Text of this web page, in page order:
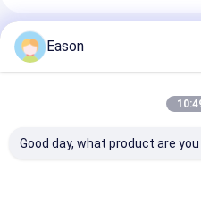
Συνιστώμενα Προϊόντα
Eason
Good day, what product are